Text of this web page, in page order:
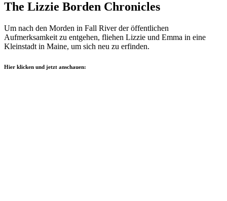
The Lizzie Borden Chronicles
Um nach den Morden in Fall River der öffentlichen
Aufmerksamkeit zu entgehen, fliehen Lizzie und Emma in eine
Kleinstadt in Maine, um sich neu zu erfinden.
Hier klicken und jetzt anschauen: